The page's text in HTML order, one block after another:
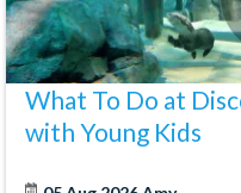
What To Do at
with Young Kids